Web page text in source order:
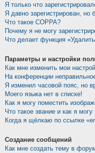
Я только что
Я давно зарегистрирован, но
Что такое COPPA?
Почему я не могу
Что делает функция
Параметры и настройки
Как мне изменить мои
На конференции
Я изменил часовой пояс, но
Моего языка нет в списке!
Как я могу поместить
Что такое звание и как я могу
Когда я щёлкаю по ссылке
Создание сообщений
Как мне создать тему в